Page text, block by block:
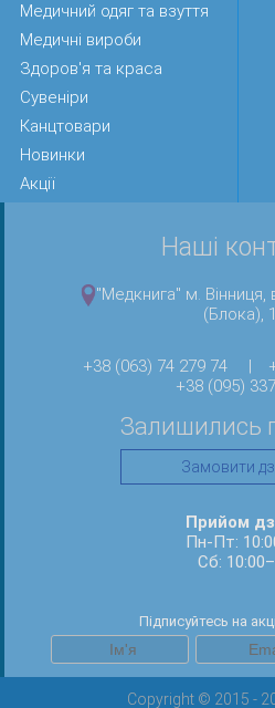
Медичний одяг та взуття
Медичні вироби
Здоров'я та краса
Сувеніри
Канцтовари
Новинки
Акції
Наші
"Медкнига" м. Вінниця,
(Блока),
+38 (063) 74 279 74 |
+38 (095)
Залишились
Замовити
Прийом
Пн-Пт:
Сб:
Підписуйтесь на
Copyright © 2015 -